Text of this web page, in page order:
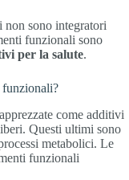
sono integratori
funzionali sono
per la salute.
come additivi
Questi ultimi sono
metabolici. Le
funzionali